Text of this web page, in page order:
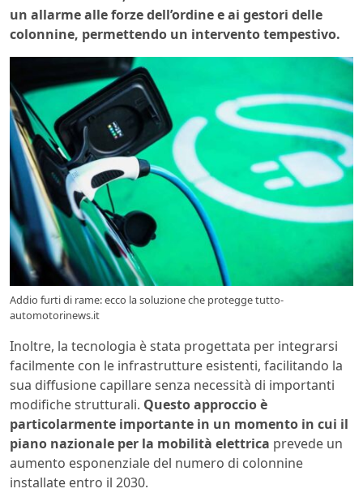
un allarme alle forze dell’ordine e ai gestori delle
colonnine, permettendo un intervento tempestivo.
Addio furti di rame: ecco la soluzione che protegge tutto-
automotorinews.it
Inoltre, la tecnologia è stata progettata per integrarsi
facilmente con le infrastrutture esistenti, facilitando la
sua diffusione capillare senza necessità di importanti
modifiche strutturali. Questo approccio è
particolarmente importante in un momento in cui il
piano nazionale per la mobilità elettrica prevede un
aumento esponenziale del numero di colonnine
installate entro il 2030.